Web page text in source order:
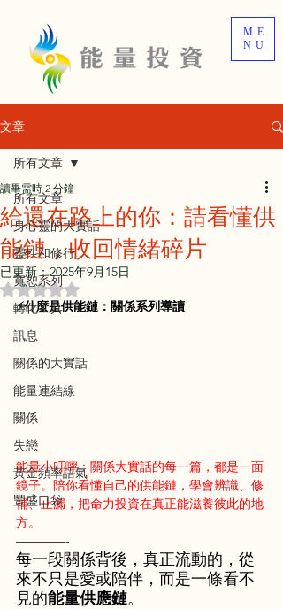
ME
NU
文章
所有文章
身心靈的大實話
靈性和修行
寬恕系列
轉化工具
訊息
關係的大實話
能量連結線
關係
失戀
黃金頻率語氣
豐盛口袋
所有文章
給還在路上的你：請看懂供
能鏈，收回情緒碎片
讀畢需時 2 分鐘
已更新：2025年9月15日
評等為 NaN（最高為 5 顆星）。
⚡什麼是供能鏈： 關係系列導讀
能量小叮嚀：關係大實話的每一篇，都是一面
鏡子。陪你看懂自己的供能鏈，學會辨識、修
補、止漏，把命力投資在真正能滋養彼此的地
方。
————-
每一段關係背後，真正流動的，從
來不只是愛或陪伴，而是一條看不
見的能量供應鏈。